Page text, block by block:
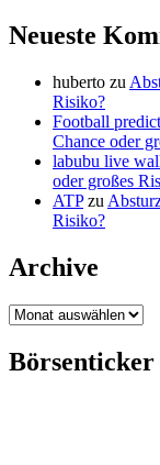
Neueste
huberto zu
Risiko?
Football
Chance oder
labubu live
oder großes
ATPzu
Risiko?
Archive
Archive
Börsenticker